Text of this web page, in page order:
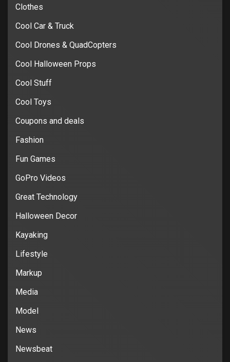
Clothes
Cool Car & Truck
Cool Drones & QuadCopters
Cool Halloween Props
Cool Stuff
Cool Toys
Coupons and deals
Fashion
Fun Games
GoPro Videos
Great Technology
Halloween Decor
Kayaking
Lifestyle
Markup
Media
Model
News
Newsbeat